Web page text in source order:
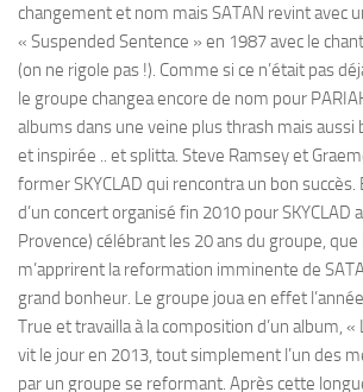
changement et nom mais SATAN revint avec
« Suspended Sentence » en 1987 avec le
(on ne rigole pas !). Comme si ce n’était pas
le groupe changea encore de nom pour
albums dans une veine plus thrash mais aussi
et inspirée .. et splitta. Steve Ramsey et
former SKYCLAD qui rencontra un bon succès.
d’un concert organisé fin 2010 pour SKYCLAD
Provence) célébrant les 20 ans du groupe,
m’apprirent la reformation imminente de
grand bonheur. Le groupe joua en effet
True et travailla à la composition d’un album, «
vit le jour en 2013, tout simplement l’un des
par un groupe se reformant. Après cette